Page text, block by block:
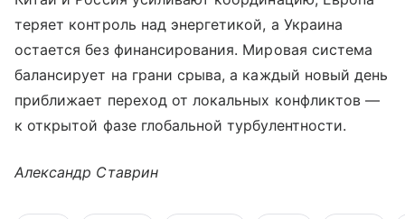
теряет контроль над энергетикой, а Украина
остается без финансирования. Мировая система
балансирует на грани срыва, а каждый новый день
приближает переход от локальных конфликтов —
к открытой фазе глобальной турбулентности.
Александр Ставрин